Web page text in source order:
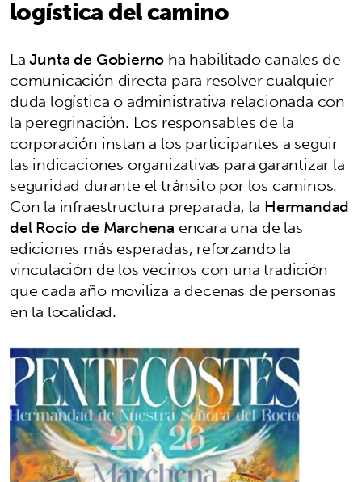
logística del camino
LaJunta de Gobiernoha habilitado canales de
comunicación directa para resolver cualquier
duda logística o administrativa relacionada con
la peregrinación. Los responsables de la
corporación instan a los participantes a seguir
las indicaciones organizativas para garantizar la
seguridad durante el tránsito por los caminos.
Con la infraestructura preparada, la Hermandad
del Rocío de Marchena encara una de las
ediciones más esperadas, reforzando la
vinculación de los vecinos con una tradición
que cada año moviliza a decenas de personas
en la localidad.